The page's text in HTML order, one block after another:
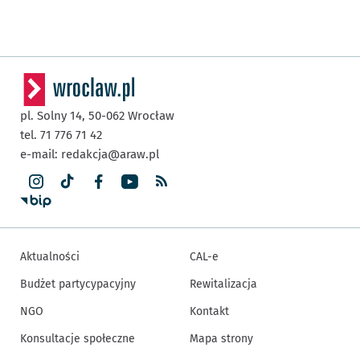
pl. Solny 14, 50-062 Wrocław
tel. 71 776 71 42
e-mail: redakcja@araw.pl
Aktualności
Budżet partycypacyjny
NGO
Konsultacje społeczne
CAL-e
Rewitalizacja
Kontakt
Mapa strony